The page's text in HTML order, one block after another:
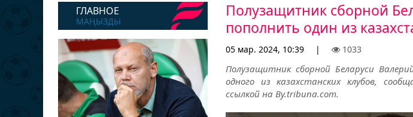
ГЛАВНОЕ
МАҢЫЗДЫ
Полузащитник сборной
пополнить один из
05 мар. 2024, 10:39 | 1033
Полузащитник сборной Беларуси
одного из казахстанских клубов,
ссылкой на By.tribuna.com.